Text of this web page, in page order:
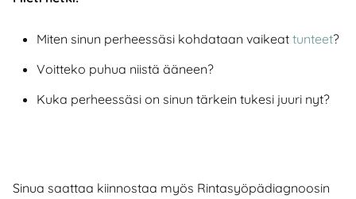
Miten sinun perheessäsi kohdataan vaikeat tunteet?
Voitteko puhua niistä ääneen?
Kuka perheessäsi on sinun tärkein tukesi juuri nyt?
Sinua saattaa kiinnostaa myös Rintasyöpädiagnoosin